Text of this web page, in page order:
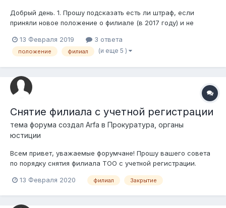
Добрый день. 1. Прошу подсказать есть ли штраф, если
приняли новое положение о филиале (в 2017 году) и не
по месту нахождения ТОО, а не самого филиала? Если
можно ссылки на НПА тоже пропишите.
13 Февраля 2019 3 ответа
положение филиал (и еще 5 )
Снятие филиала с учетной регистрации
тема форума создал Arfa в Прокуратура, органы
юстиции
Всем привет, уважаемые форумчане! Прошу вашего совета
по порядку снятия филиала ТОО с учетной регистрации.
задача руководства по систематизации процесса закрытия
систематизировать именно схему...
13 Февраля 2020 филиал Закрытие